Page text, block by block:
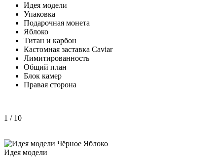
Идея модели
Упаковка
Подарочная монета
Яблоко
Титан и карбон
Кастомная заставка Caviar
Лимитированность
Общий план
Блок камер
Правая сторона
1 / 10
Идея модели